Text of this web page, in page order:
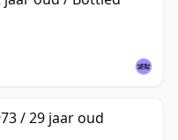
/ 29 jaar oud